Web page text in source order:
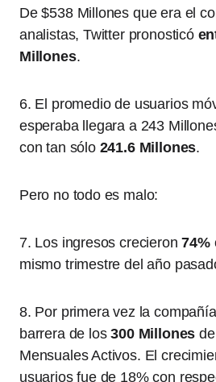
De $538 Millones que era el
analistas, Twitter pronosticó
Millones.
6. El promedio de usuarios
esperaba llegara a 243
con tan sólo 241.6 Millones.
Pero no todo es malo:
7. Los ingresos crecieron74%
mismo trimestre del año
8. Por primera vez la
barrera de los300 Millones
Mensuales Activos. El
usuarios fue de 18% con